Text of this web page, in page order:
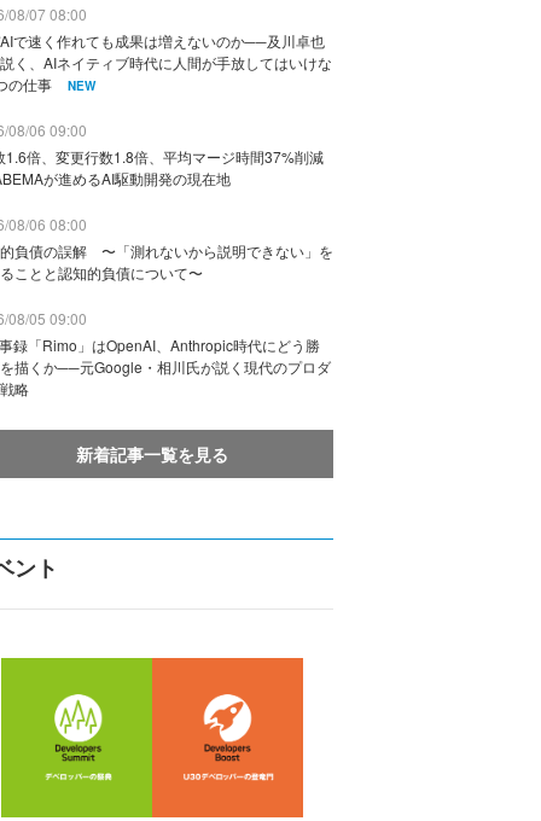
08/07 08:00
で速く作れても成果は増えないのか──及川卓也
く、AIネイティブ時代に人間が手放してはいけな
の仕事
NEW
08/06 09:00
1.6倍、変更行数1.8倍、平均マージ時間37%削減
が進めるAI駆動開発の現在地
08/06 08:00
負債の誤解 〜「測れないから説明できない」を
ことと認知的負債について〜
08/05 09:00
録「Rimo」はOpenAI、Anthropic時代にどう勝
描くか──元Google・相川氏が説く現代のプロダ
略
新着記事一覧を見る
ント